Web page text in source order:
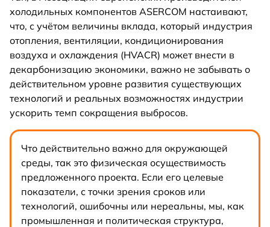
холодильных компонентов ASERCOM настаивают,
что, с учётом величины вклада, который индустрия
отопления, вентиляции, кондиционирования
воздуха и охлаждения (HVACR) может внести в
декарбонизацию экономики, важно не забывать о
действительном уровне развития существующих
технологий и реальных возможностях индустрии
ускорить темп сокращения выбросов.
Что действительно важно для окружающей
среды, так это физическая осуществимость
предложенного проекта. Если его целевые
показатели, с точки зрения сроков или
технологий, ошибочны или нереальны, мы, как
промышленная и политическая структура,